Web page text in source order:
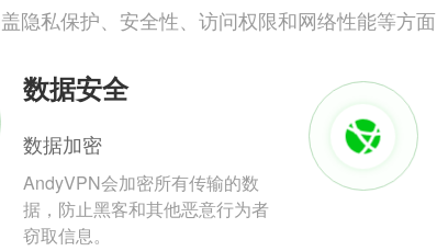
隐私保护、安全性、访问权限和网络性能等方面
数据安全
数据加密
AndyVPN会加密所有传输的数
据，防止黑客和其他恶意行为者
窃取信息。